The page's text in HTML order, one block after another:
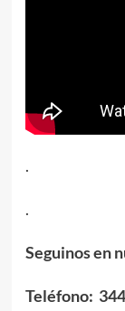
.
.
Seguinos en
Teléfono: